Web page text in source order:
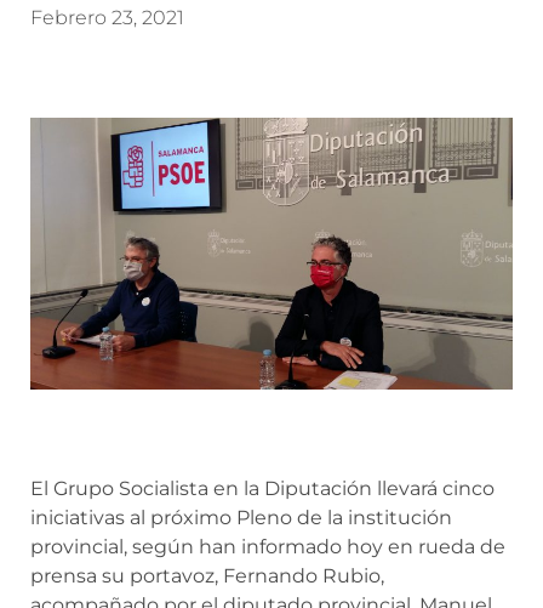
Febrero 23, 2021
El Grupo Socialista en la Diputación llevará cinco
iniciativas al próximo Pleno de la institución
provincial, según han informado hoy en rueda de
prensa su portavoz, Fernando Rubio,